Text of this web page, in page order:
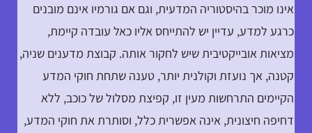
אינו מוכר בהיסטוריה המדעית, וגם אם גורמיו אינם מובנים
כרגע למדע, עדיין יש להתייחס אליו כאל עובדה קיימת,
מציאות אובייקטיבית שיש לחקור אותה. קבוצת מדענים שניה,
קטנה, אך נועזת וקולנית יותר, טענה שתחת חוקי המדע
הקיימים התרחשות מעין זו, קפיצת מסלול של כוכב, ללא
דחיפה חיצונית, אינה אפשרית כלל, וסותרת את חוקי המדע,